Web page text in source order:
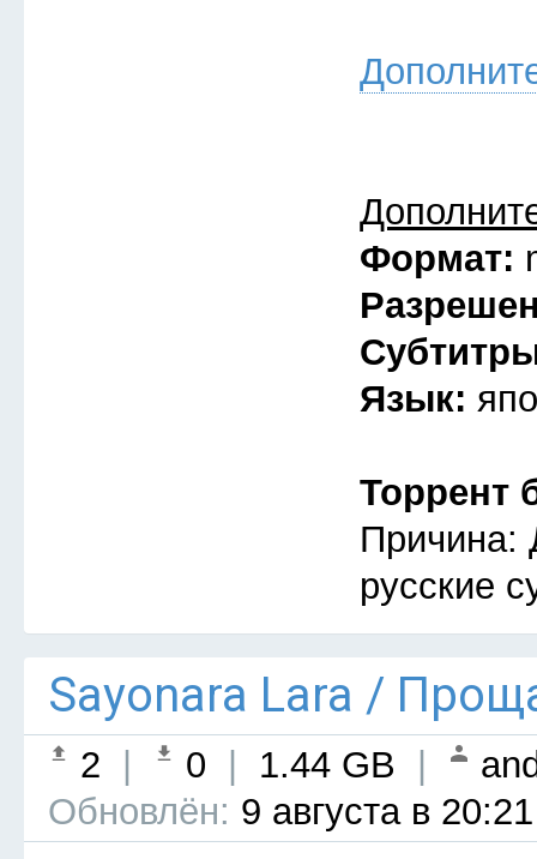
Формат:
Язык:
Торрент
Причина:
русские
Sayonara Lara /
2 0 1.44 GB
Обновлён: 9 августа в 20:21